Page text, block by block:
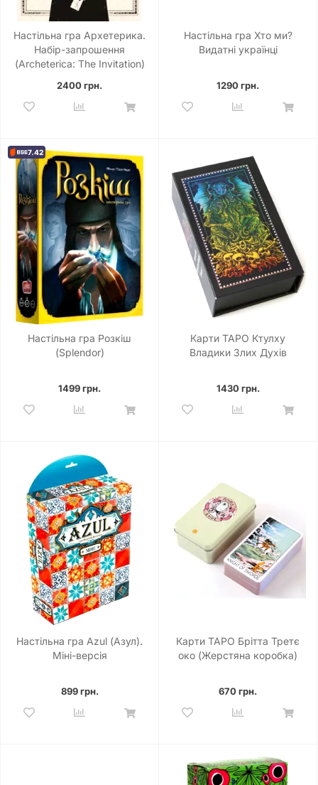
Настільна гра Архетерика.
Набір-запрошення
(Archeterica: The Invitation)
2400 грн.
Настільна гра Хто ми?
Видатні українці
1290 грн.
7.42
Настільна гра Розкіш
(Splendor)
1499 грн.
Карти ТАРО Ктулху
Владики Злих Духів
1430 грн.
Настільна гра Azul (Азул).
Міні-версія
899 грн.
Карти ТАРО Брітта Третє
око (Жерстяна коробка)
670 грн.